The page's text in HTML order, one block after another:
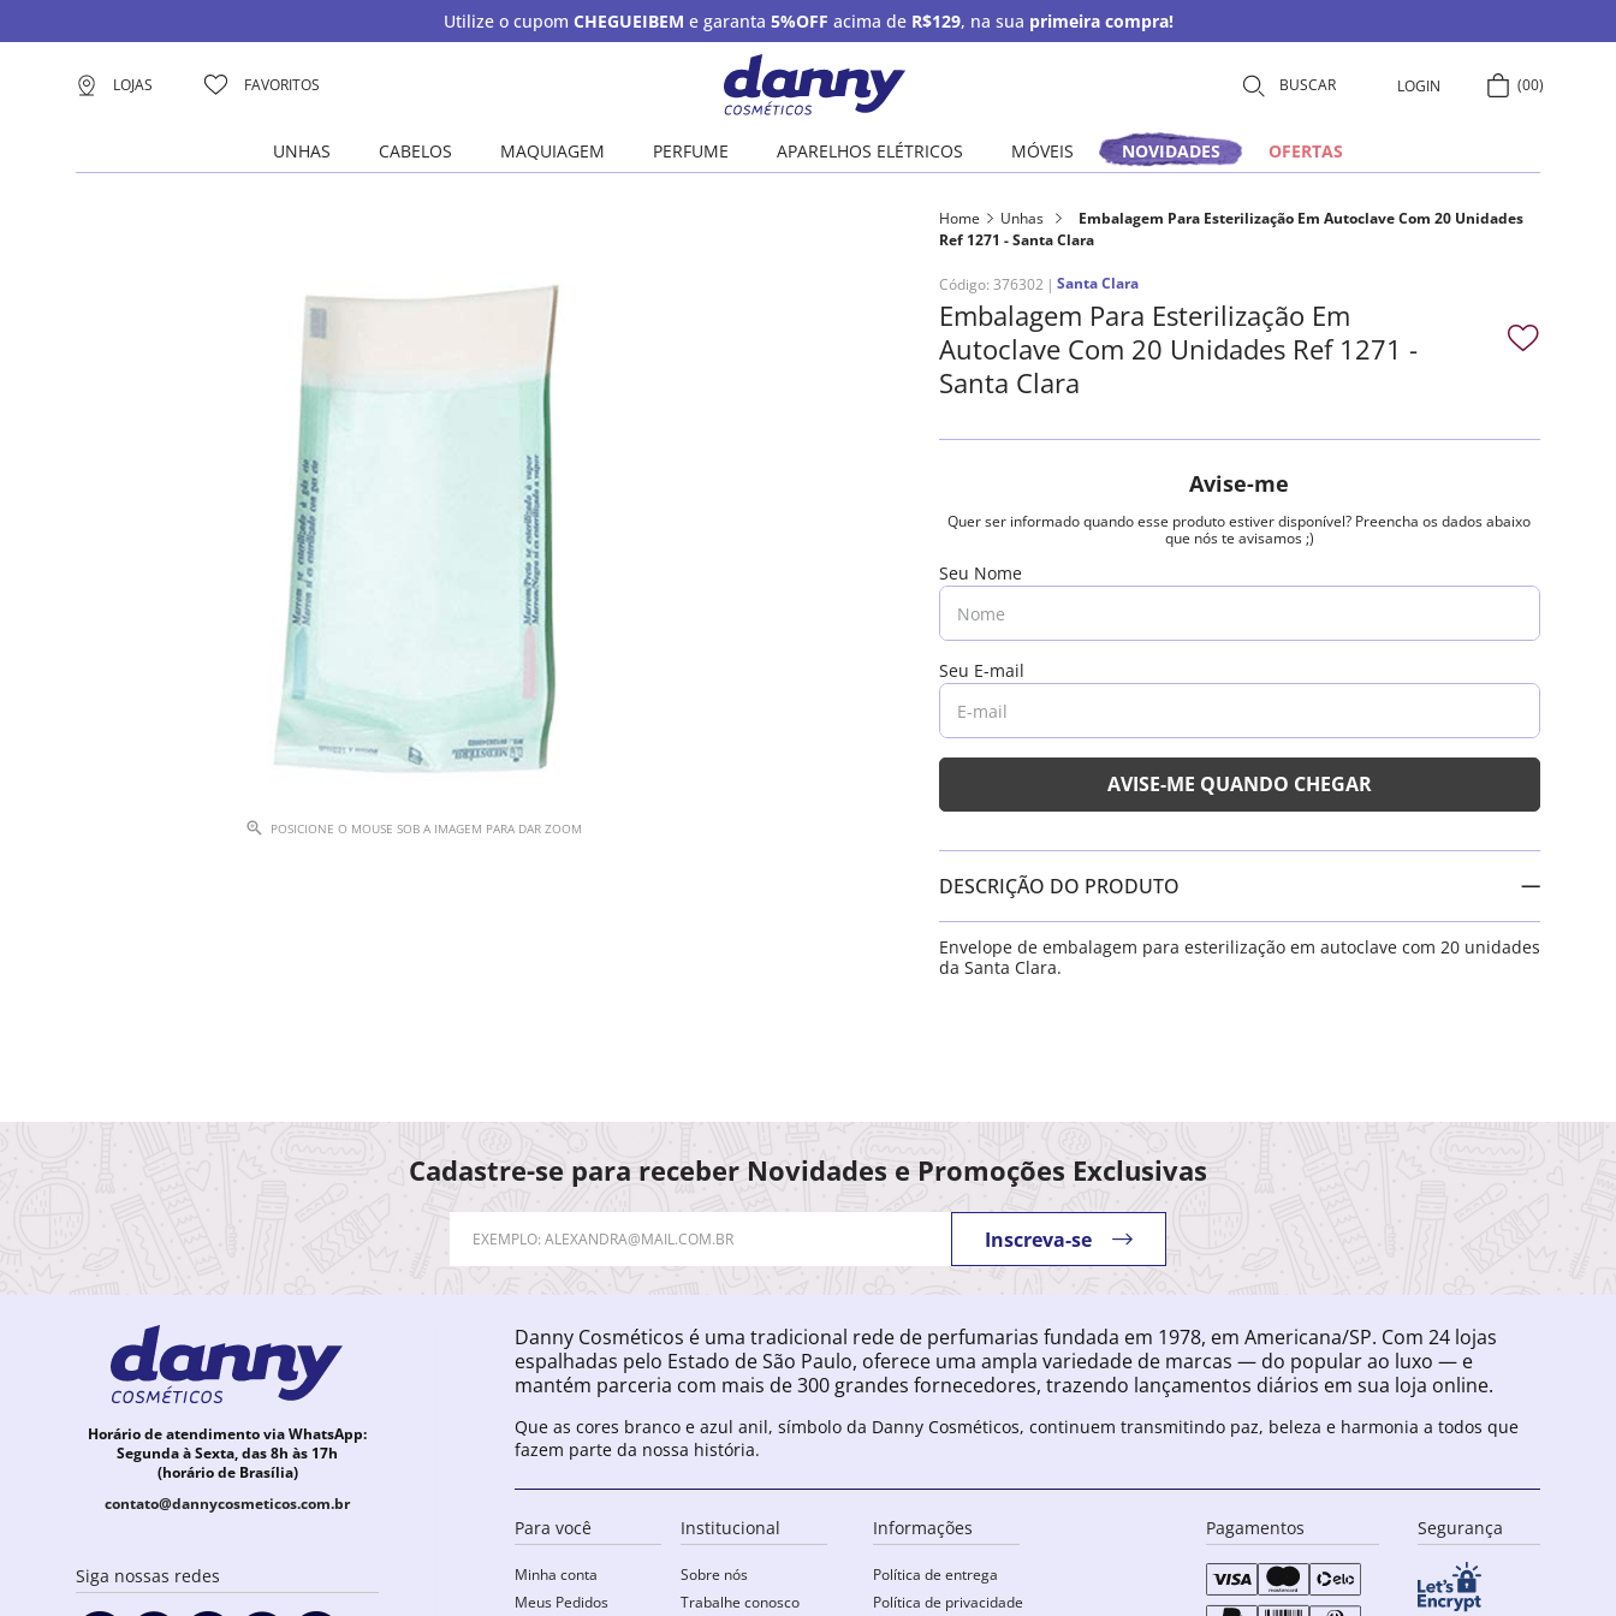
Utilize o cupom CHEGUEIBEM e garanta 5%OFF acima de R$129, na sua primeira compra!
LOJAS FAVORITOS LOGIN 00
UNHAS CABELOS MAQUIAGEM PERFUME APARELHOS ELÉTRICOS MÓVEIS NOVIDADES OFERTAS
POSICIONE O MOUSE SOB A IMAGEM PARA DAR ZOOM
Home Unhas
Embalagem Para Esterilização Em Autoclave Com 20 Unidades
Ref 1271 - Santa Clara
Código: 376302 Santa Clara
Embalagem Para Esterilização Em
Autoclave Com 20 Unidades Ref 1271 -
Santa Clara
DESCRIÇÃO DO PRODUTO
Envelope de embalagem para esterilização em autoclave com 20 unidades
da Santa Clara.
Cadastre-se para receber Novidades e Promoções Exclusivas
Inscreva-se
Horário de atendimento via WhatsApp:
Segunda à Sexta, das 8h às 17h
(horário de Brasília)
contato@dannycosmeticos.com.br
Siga nossas redes
Danny Cosméticos é uma tradicional rede de perfumarias fundada em 1978, em Americana/SP. Com 24 lojas
espalhadas pelo Estado de São Paulo, oferece uma ampla variedade de marcas — do popular ao luxo — e
mantém parceria com mais de 300 grandes fornecedores, trazendo lançamentos diários em sua loja online.
Que as cores branco e azul anil, símbolo da Danny Cosméticos, continuem transmitindo paz, beleza e harmonia a todos que
fazem parte da nossa história.
Para você
Minha conta
Meus Pedidos
Institucional
Sobre nós
Trabalhe conosco
Informações
Política de entrega
Política de privacidade
Pagamentos Segurança